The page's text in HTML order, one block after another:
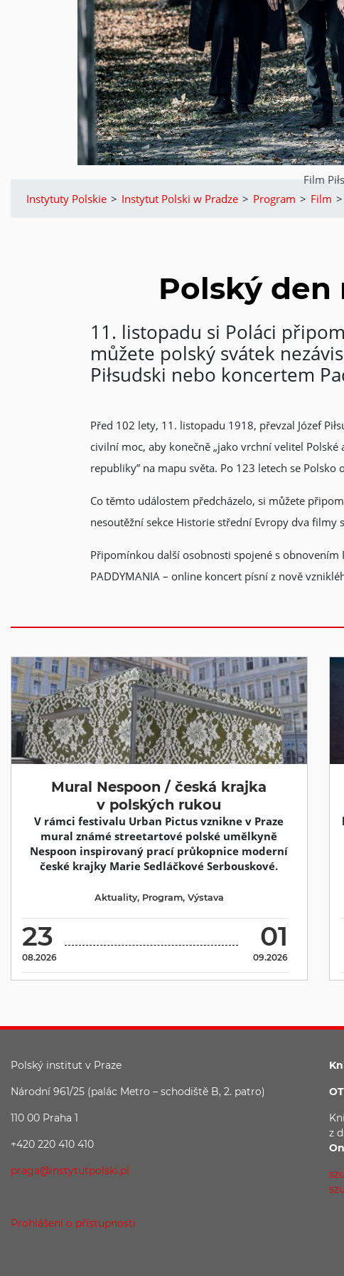
Film
Instytuty Polskie > Instytut Polski w Pradze > Program > Film >
Polský
11. listopadu si Poláci
můžete polský svátek
Piłsudski nebo koncertem
Před 102 lety, 11. listopadu 1918, převzal Józef
civilní moc, aby konečně „jako vrchní velitel
republiky” na mapu světa. Po 123 letech se
Co těmto událostem předcházelo, si můžete
nesoutěžní sekce Historie střední Evropy dva filmy
Připomínkou další osobnosti spojené s
PADDYMANIA – online koncert písní z nově
Mural Nespoon / česká krajka
v polských rukou
V rámci festivalu Urban Pictus vznikne v Praze
mural známé streetartové polské umělkyně
Nespoon inspirovaný prací průkopnice moderní
české krajky Marie Sedláčkové Serbouskové.
23
08.2026
01
09.2026
Aktuality, Program, Výstava
Polský institut v Praze
Národní 961/25 (palác Metro – schodiště B, 2. patro)
110 00 Praha 1
+420 220 410 410
praga@instytutpolski.pl
Prohlášení o přístupnosti
z